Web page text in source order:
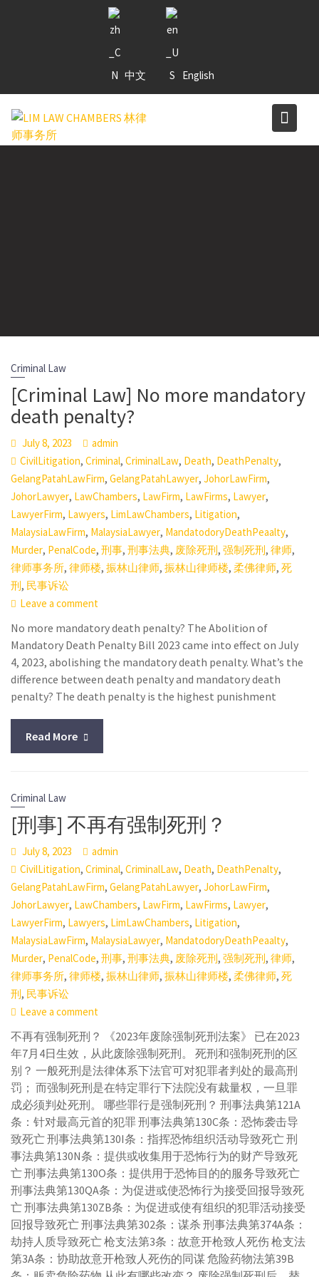
中文 English
Criminal Law
[Criminal Law] No more mandatory
death penalty?
July 8, 2023
admin
CivilLitigation,Criminal,CriminalLaw, Death, DeathPenalty,
GelangPatahLawFirm,GelangPatahLawyer,JohorLawFirm,
JohorLawyer, LawChambers, LawFirm, LawFirms, Lawyer,
LawyerFirm, Lawyers, LimLawChambers, Litigation,
MalaysiaLawFirm, MalaysiaLawyer, MandatodoryDeathPeaalty,
Murder, PenalCode,刑事,刑事法典, 废除死刑,强制死刑,律师,
律师事务所,律师楼,振林山律师,振林山律师楼,柔佛律师,死
刑, 民事诉讼
Leave a comment
No more mandatory death penalty? The Abolition of
Mandatory Death Penalty Bill 2023 came into effect on July
4, 2023, abolishing the mandatory death penalty. What’s the
difference between death penalty and mandatory death
penalty? The death penalty is the highest punishment
Read More
Criminal Law
[刑事] 不再有强制死刑？
July 8, 2023
admin
CivilLitigation,Criminal,CriminalLaw, Death, DeathPenalty,
GelangPatahLawFirm,GelangPatahLawyer,JohorLawFirm,
JohorLawyer, LawChambers, LawFirm, LawFirms, Lawyer,
LawyerFirm, Lawyers, LimLawChambers, Litigation,
MalaysiaLawFirm, MalaysiaLawyer, MandatodoryDeathPeaalty,
Murder, PenalCode,刑事,刑事法典, 废除死刑,强制死刑,律师,
律师事务所,律师楼,振林山律师,振林山律师楼,柔佛律师,死
刑, 民事诉讼
Leave a comment
不再有强制死刑？ 《2023年废除强制死刑法案》 已在2023
年7月4日生效，从此废除强制死刑。 死刑和强制死刑的区
别？ 一般死刑是法律体系下法官可对犯罪者判处的最高刑
罚； 而强制死刑是在特定罪行下法院没有裁量权，一旦罪
成必须判处死刑。 哪些罪行是强制死刑？ 刑事法典第121A
条：针对最高元首的犯罪 刑事法典第130C条：恐怖袭击导
致死亡 刑事法典第130I条：指挥恐怖组织活动导致死亡 刑
事法典第130N条：提供或收集用于恐怖行为的财产导致死
亡 刑事法典第130O条：提供用于恐怖目的的服务导致死亡
刑事法典第130QA条：为促进或使恐怖行为接受回报导致死
亡 刑事法典第130ZB条：为促进或使有组织的犯罪活动接受
回报导致死亡 刑事法典第302条：谋杀 刑事法典第374A条：
劫持人质导致死亡 枪支法第3条：故意开枪致人死伤 枪支法
第3A条：协助故意开枪致人死伤的同谋 危险药物法第39B